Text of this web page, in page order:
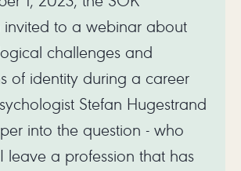
invited to a webinar about
challenges and
of identity during a career
Stefan Hugestrand
into the question - who
leave a profession that has